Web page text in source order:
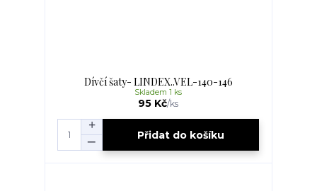
Dívčí šaty- LINDEX..VEL-140-146
95 Kč/ks
Skladem 1 ks
Přidat do košíku